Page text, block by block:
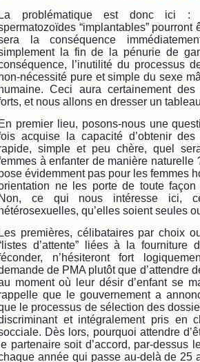
La problématique est donc ici
“implantables” pourront
la conséquence
la fin de la pénurie de
l’inutilité du processus
nécessité pure et simple du sexe
humaine. Ceci aura certainement
et nous allons en dresser un
En premier lieu, posons-nous une
acquise la capacité d’obtenir
simple et peu chère, quel
à enfanter de manière naturelle
évidemment pas pour les femmes
ne les porte de toute
Non, ce qui nous intéresse ici,
hétérosexuelles, qu’elles soient seules
Les premières, célibataires par choix
d’attente” liées à la fourniture
n’hésiteront fort
de PMA plutôt que d’attendre
moment où leur désir d’enfant se
que le gouvernement a
le processus de sélection des
et intégralement pris en
Dès lors, pourquoi attendre
le partenaire soit d’accord, par-dessus
année qui passe au-delà de 25